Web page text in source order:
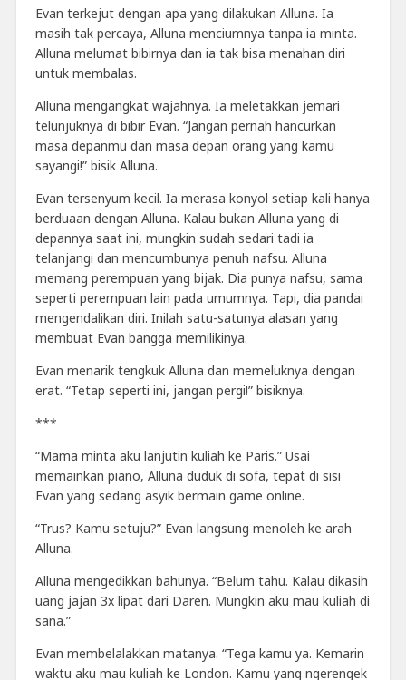
Evan terkejut dengan apa yang dilakukan Alluna. Ia
masih tak percaya, Alluna menciumnya tanpa ia minta.
Alluna melumat bibirnya dan ia tak bisa menahan diri
untuk membalas.
Alluna mengangkat wajahnya. Ia meletakkan jemari
telunjuknya di bibir Evan. “Jangan pernah hancurkan
masa depanmu dan masa depan orang yang kamu
sayangi!” bisik Alluna.
Evan tersenyum kecil. Ia merasa konyol setiap kali hanya
berduaan dengan Alluna. Kalau bukan Alluna yang di
depannya saat ini, mungkin sudah sedari tadi ia
telanjangi dan mencumbunya penuh nafsu. Alluna
memang perempuan yang bijak. Dia punya nafsu, sama
seperti perempuan lain pada umumnya. Tapi, dia pandai
mengendalikan diri. Inilah satu-satunya alasan yang
membuat Evan bangga memilikinya.
Evan menarik tengkuk Alluna dan memeluknya dengan
erat. “Tetap seperti ini, jangan pergi!” bisiknya.
***
“Mama minta aku lanjutin kuliah ke Paris.” Usai
memainkan piano, Alluna duduk di sofa, tepat di sisi
Evan yang sedang asyik bermain game online.
“Trus? Kamu setuju?” Evan langsung menoleh ke arah
Alluna.
Alluna mengedikkan bahunya. “Belum tahu. Kalau dikasih
uang jajan 3x lipat dari Daren. Mungkin aku mau kuliah di
sana.”
Evan membelalakkan matanya. “Tega kamu ya. Kemarin
waktu aku mau kuliah ke London. Kamu yang ngerengek